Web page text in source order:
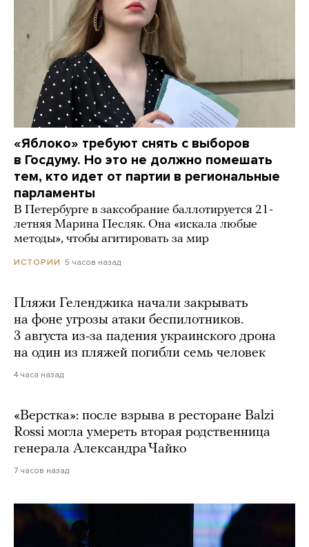
«Яблоко» требуют снять с выборов
в Госдуму. Но это не должно помешать
тем, кто идет от партии в региональные
парламенты
В Петербурге в заксобрание баллотируется 21-
летняя Марина Песляк. Она «искала любые
методы», чтобы агитировать за мир
ИСТОРИИ 5 часов назад
Пляжи Геленджика начали закрывать
на фоне угрозы атаки беспилотников.
3 августа из-за падения украинского дрона
на один из пляжей погибли семь человек
4 часа назад
«Верстка»: после взрыва в ресторане Balzi
Rossi могла умереть вторая родственница
генерала Александра Чайко
7 часов назад